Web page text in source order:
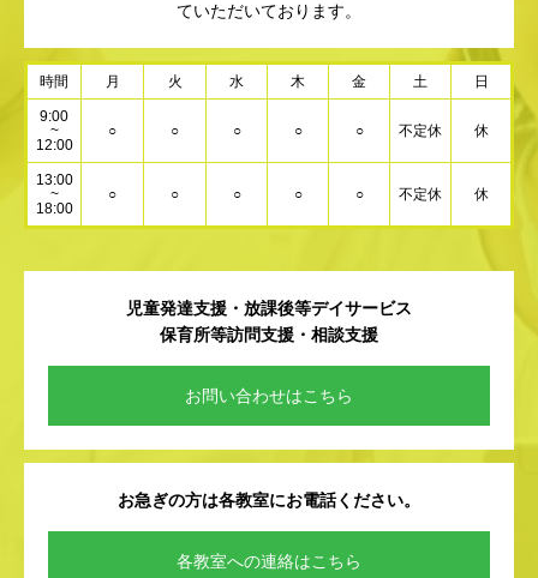
ていただいております。
時間 月 火 水 木 金 土 日
9:00
~
12:00
○ ○ ○ ○ ○ 不定休 休
13:00
~
18:00
○ ○ ○ ○ ○ 不定休 休
児童発達支援・放課後等デイサービス
保育所等訪問支援・相談支援
お問い合わせはこちら
お急ぎの方は各教室にお電話ください。
各教室への連絡はこちら